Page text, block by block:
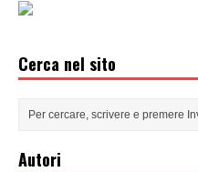
Cerca nel sito
Autori